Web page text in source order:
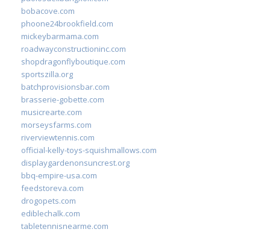
bobacove.com
phoone24brookfield.com
mickeybarmama.com
roadwayconstructioninc.com
shopdragonflyboutique.com
sportszilla.org
batchprovisionsbar.com
brasserie-gobette.com
musicrearte.com
morseysfarms.com
riverviewtennis.com
official-kelly-toys-squishmallows.com
displaygardenonsuncrest.org
bbq-empire-usa.com
feedstoreva.com
drogopets.com
ediblechalk.com
tabletennisnearme.com